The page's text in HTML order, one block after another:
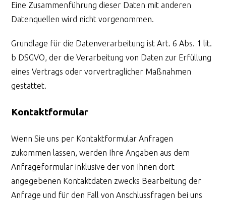
Eine Zusammenführung dieser Daten mit anderen
Datenquellen wird nicht vorgenommen.
Grundlage für die Datenverarbeitung ist Art. 6 Abs. 1 lit.
b DSGVO, der die Verarbeitung von Daten zur Erfüllung
eines Vertrags oder vorvertraglicher Maßnahmen
gestattet.
Kontaktformular
Wenn Sie uns per Kontaktformular Anfragen
zukommen lassen, werden Ihre Angaben aus dem
Anfrageformular inklusive der von Ihnen dort
angegebenen Kontaktdaten zwecks Bearbeitung der
Anfrage und für den Fall von Anschlussfragen bei uns